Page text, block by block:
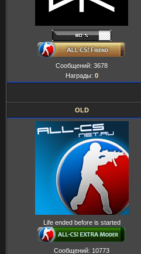
Сообщений: 3678
Награды: 0
OLD
Life ended before is started
Сообщений: 10773